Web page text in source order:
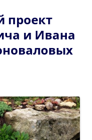
проект
и Ивана